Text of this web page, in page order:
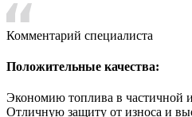
Комментарий специалиста
Положительные качества:
Экономию топлива в частичной
Отличную защиту от износа и